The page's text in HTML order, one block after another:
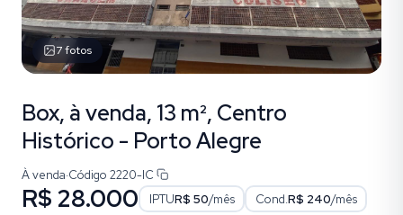
7fotos
Box, à venda, 13 m², Centro
Histórico - Porto Alegre
À venda·Código 2220-IC
R$ 28.000 IPTUR$ 50/mês Cond.R$ 240/mês